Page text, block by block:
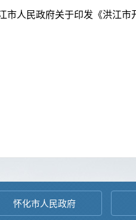
怀化市人民政府